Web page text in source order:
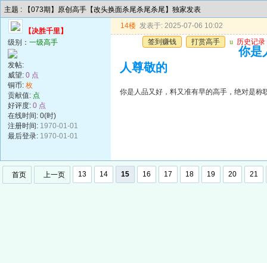
主题 : 【073期】原创高手【改头换面杀尾杀尾杀尾】独家发表
【决胜千里】
级别： 一级高手
发帖:
威望: 0 点
铜币: 枚
贡献值: 点
好评度: 0 点
在线时间: 0(时)
注册时间: 1970-01-01
最后登录: 1970-01-01
14楼 发表于: 2025-07-06 10:02
签到赚钱
打赏高手 u 历史记录
你是
人尊敬的
你是人品又好，料又准有早的高手，绝对是称
首页 上一页 13 14 15 16 17 18 19 20 21